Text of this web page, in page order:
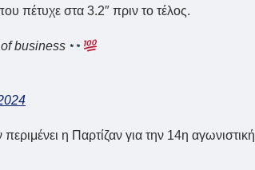
πέτυχε στα 3.2″ πριν το τέλος.
business
η Παρτίζαν για την 14η αγωνιστική